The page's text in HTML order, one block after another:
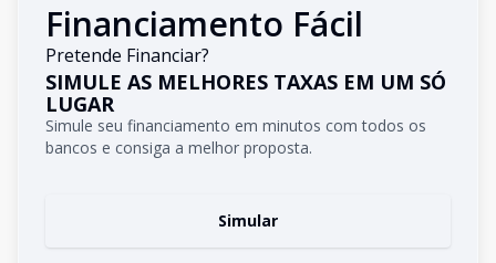
Financiamento Fácil
Pretende Financiar?
SIMULE AS MELHORES TAXAS EM UM SÓ
LUGAR
Simule seu financiamento em minutos com todos os
bancos e consiga a melhor proposta.
Simular